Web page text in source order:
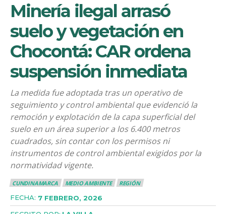
Minería ilegal arrasó
suelo y vegetación en
Chocontá: CAR ordena
suspensión inmediata
La medida fue adoptada tras un operativo de
seguimiento y control ambiental que evidenció la
remoción y explotación de la capa superficial del
suelo en un área superior a los 6.400 metros
cuadrados, sin contar con los permisos ni
instrumentos de control ambiental exigidos por la
normatividad vigente.
CUNDINAMARCA MEDIO AMBIENTE REGIÓN
FECHA: 7 FEBRERO, 2026